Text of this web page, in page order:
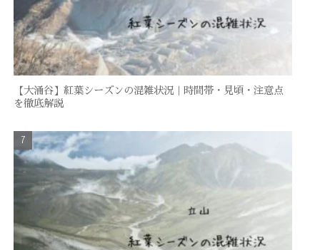
【大涌谷】紅葉シーズンの混雑状況｜時間帯・見頃・注意点
を徹底解説